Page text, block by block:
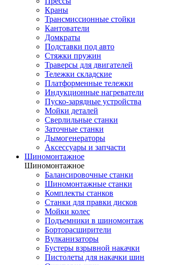
Краны
Трансмиссионные стойки
Кантователи
Домкраты
Подставки под авто
Стяжки пружин
Траверсы для двигателей
Тележки складские
Платформенные тележки
Индукционные нагреватели
Пуско-зарядные устройства
Мойки деталей
Сверлильные станки
Заточные станки
Дымогенераторы
Аксессуары и запчасти
Шиномонтажное
Шиномонтажное
Балансировочные станки
Шиномонтажные станки
Комплекты станков
Станки для правки дисков
Мойки колес
Подъемники в шиномонтаж
Борторасширители
Вулканизаторы
Бустеры взрывной накачки
Пистолеты для накачки шин